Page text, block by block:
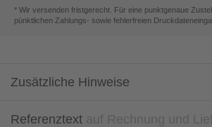
* Wir versenden fristgerecht. Für eine punktgenaue
pünktlichen Zahlungs- sowie fehlerfreien
Zusätzliche Hinweise
Referenztext